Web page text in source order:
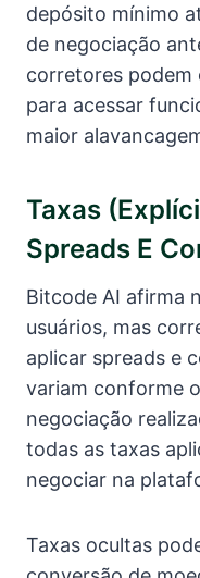
depósito mínimo
de negociação
corretores podem
para acessar
maior
Taxas
Spreads E
Bitcode AI afirma
usuários, mas
aplicar spreads e
variam conforme
negociação
todas as taxas
negociar na
Taxas ocultas